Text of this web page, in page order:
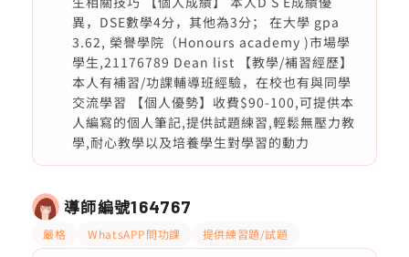
異，DSE數學4分，其他為3分； 在大學 gpa
3.62, 榮譽學院（Honours academy )市場學
學生,21176789 Dean list 【教學/補習經歷】
本人有補習/功課輔導班經驗，在校也有與同學
交流學習 【個人優勢】收費$90-100,可提供本
人編寫的個人筆記,提供試題練習,輕鬆無壓力教
學,耐心教學以及培養學生對學習的動力
導師編號164767
嚴格 WhatsAPP問功課 提供練習題/試題